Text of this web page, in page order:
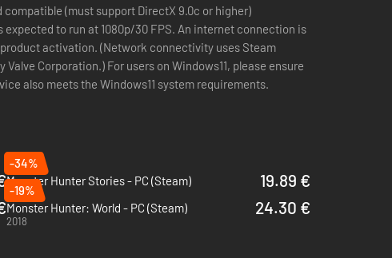
compatible (must support DirectX 9.0c or higher)
expected to run at 1080p/30 FPS. An internet connection is
activation. (Network connectivity uses Steam
Valve Corporation.) For users on Windows11, please ensure
also meets the Windows11 system requirements.
-34%
Monster Hunter Stories - PC (Steam)
2024
19.89 €
-19%
Monster Hunter: World - PC (Steam)
2018
24.30 €